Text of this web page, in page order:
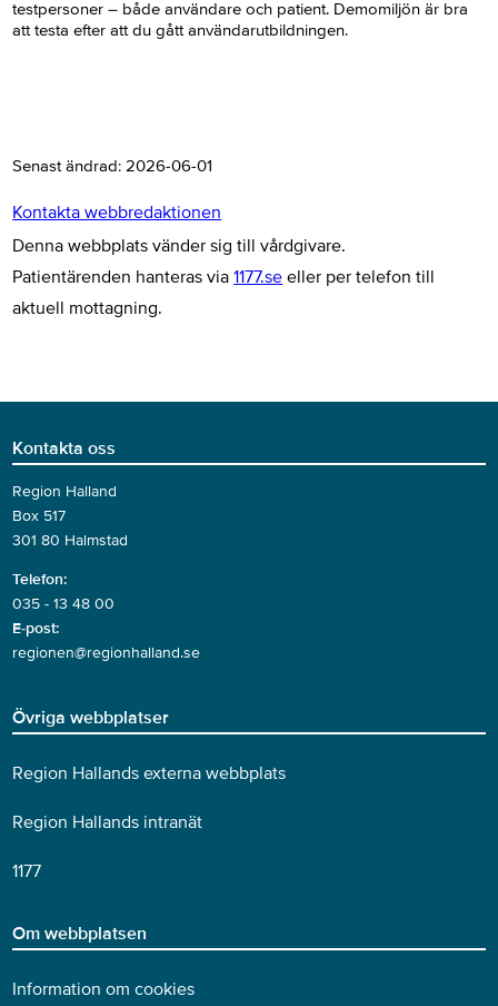
testpersoner – både användare och patient. Demomiljön är bra
att testa efter att du gått användarutbildningen.
Senast ändrad:2026-06-01
Kontakta webbredaktionen
Denna webbplats vänder sig till vårdgivare.
Patientärenden hanteras via1177.se eller per telefon till
aktuell mottagning.
Kontakta oss
Region Halland
Box 517
301 80 Halmstad
Telefon:
035 - 13 48 00
E-post:
regionen@regionhalland.se
Övriga webbplatser
Region Hallands externa webbplats
Region Hallands intranät
1177
Om webbplatsen
Information om cookies